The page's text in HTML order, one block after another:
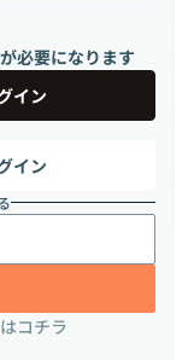
必要になります
イン
イン
コチラ